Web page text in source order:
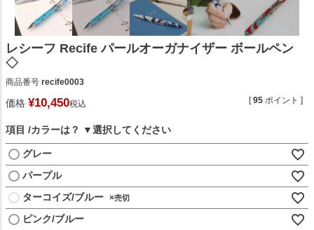
レシーフ Recife パールオーガナイザー ボールペン
◇
商品番号 recife0003
価格 ¥10,450税込 [95 ポイント ]
項目 カラーは？
グレー
パープル
ターコイズ/ブルー ×
ピンク/ブルー